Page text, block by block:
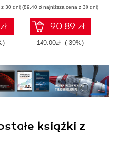
z 30 dni)
Aircrack-ng i
Empire. Wydanie II
(89,40 zł najniższa cena z 30 dni)
90.89 zł
149.00zł (-39%)
książki z